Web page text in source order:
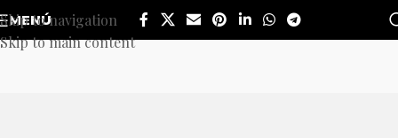
Skip to navigation
Skip to main content
MENÚ